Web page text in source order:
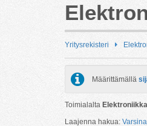
Yritysrekisteri
Määrittämällä
Toimialalta
Laajenna hakua: